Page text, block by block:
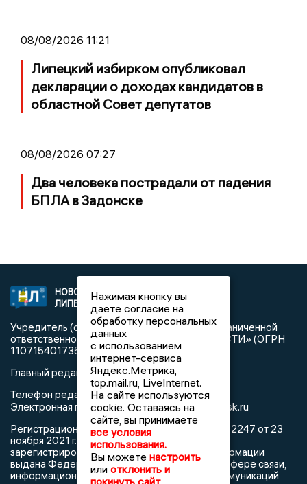
08/08/2026 11:21
Липецкий избирком опубликовал
декларации о доходах кандидатов в
областной Совет депутатов
08/08/2026 07:27
Два человека пострадали от падения
БПЛА в Задонске
НОВОСТИ
ЛИПЕЦКА
2021 © NEWSLIPETSK.RU | СИ
«Новости Липецка»
Учредитель (соучредители): Общество с ограниченной
ответственностью «РЕГИОНАЛЬНЫЕ НОВОСТИ» (ОГРН
1107154017354)
Главный редактор: Герцог Е.Г.
Телефон редакции: +7 903 699 9427
Электронная почта редакции:info@newslipetsk.ru
Регистрационный номер: серия Эл № ФС77-82247 от 23
ноября 2021 г. согласно выписке из реестра
зарегистрированных средств массовой информации
выдана Федеральной службой по надзору в сфере связи,
информационных технологий и массовых коммуникаций
Нажимая кнопку вы
даете согласие на
обработку персональных
данных
с использованием
интернет-сервиса
Яндекс.Метрика,
top.mail.ru, LiveInternet.
На сайте используются
cookie. Оставаясь на
сайте, вы принимаете
все условия
использования.
Вы можете настроить
или отклонить и
покинуть сайт